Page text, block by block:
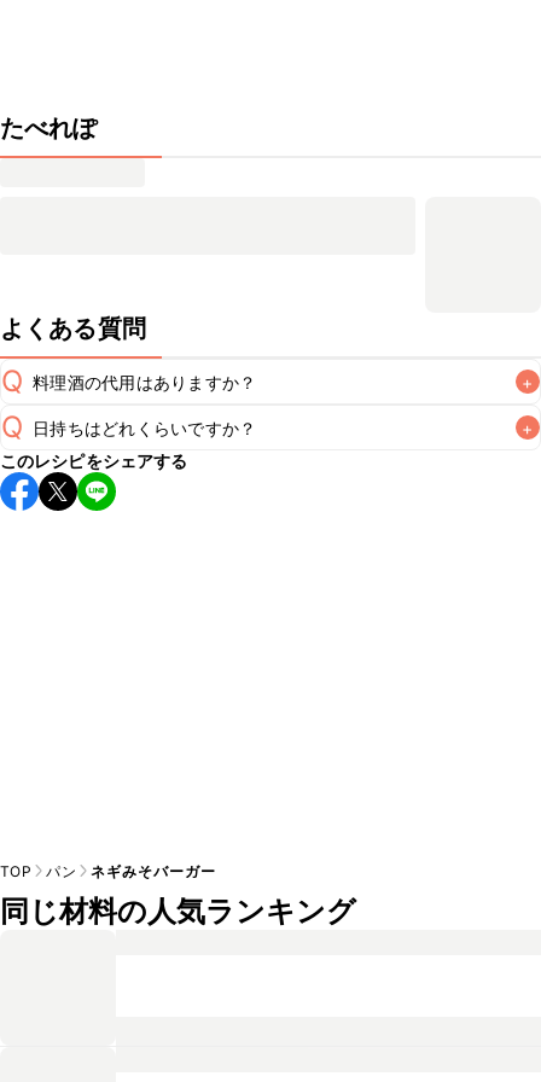
たべれぽ
よくある質問
Q 料理酒の代用はありますか？ +
A
Q 日持ちはどれくらいですか？ +
保存期間は冷蔵で当日中が目安です。なるべくお早めにお召
し上がりください。
このレシピをシェアする
TOP パン ネギみそバーガー
同じ材料の人気ランキング